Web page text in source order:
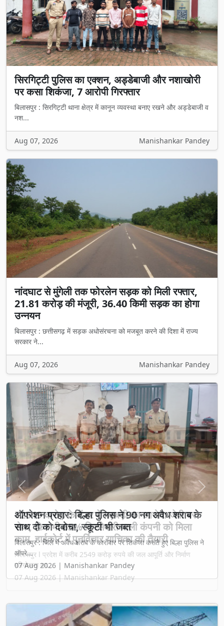
सिरगिट्टी पुलिस का एक्शन, अड्डेबाजी और नशाखोरी
पर कसा शिकंजा, 7 आरोपी गिरफ्तार
बिलासपुर : सिरगिट्टी थाना क्षेत्र में कानून व्यवस्था बनाए रखने और अड्डेबाजी व
नश...
Aug 07, 2026 Manishankar Pandey
नांदघाट से मुंगेली तक फोरलेन सड़क को मिली रफ्तार,
21.81 करोड़ की मंजूरी, 36.40 किमी सड़क का होगा
उन्नयन
बिलासपुर : छत्तीसगढ़ में सड़क अधोसंरचना को मजबूत करने की दिशा में राज्य
सरकार ने...
Aug 07, 2026 Manishankar Pandey
₹2549 करोड़ के टेंडर में गड़बड़ी का आरोप: जेवी पर
रोक, फिर भी 65% हिस्सेदारी वाली कंपनी को मिला
काम, हाईकोर्ट में पुनर्विचार याचिका की तैयारी
बिलासपुर l प्रदेश में करीब 2549 करोड़ रुपये की जल आपूर्ति और निर्माण
परियोजना का...
07 Aug 2026 | Manishankar Pandey
Previous Next